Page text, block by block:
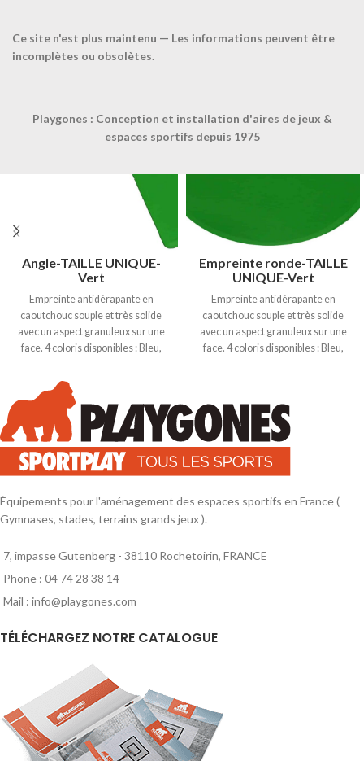
Ce site n'est plus maintenu — Les informations peuvent être
incomplètes ou obsolètes.
Playgones : Conception et installation d'aires de jeux &
espaces sportifs depuis 1975
Produits similaires
Angle-TAILLE UNIQUE-
Vert
Empreinte antidérapante en
caoutchouc souple et très solide
avec un aspect granuleux sur une
face. 4 coloris disponibles : Bleu,
27 x 27 x 7 cm. Epaisseur 3mm.
Empreinte ronde-TAILLE
UNIQUE-Vert
Empreinte antidérapante en
caoutchouc souple et très solide
avec un aspect granuleux sur une
face. 4 coloris disponibles : Bleu,
Équipements pour l'aménagement des espaces sportifs en France (
Gymnases, stades, terrains grands jeux ).
7, impasse Gutenberg - 38110 Rochetoirin, FRANCE
Phone : 04 74 28 38 14
Mail : info@playgones.com
TÉLÉCHARGEZ NOTRE CATALOGUE